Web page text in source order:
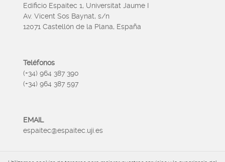
Edificio Espaitec 1, Universitat Jaume I
Av. Vicent Sos Baynat, s/n
12071 Castellón de la Plana, España
Teléfonos
(+34) 964 387 390
(+34) 964 387 597
EMAIL
espaitec@espaitec.uji.es